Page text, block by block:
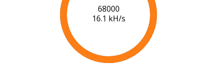
70000
16.3 kH/s